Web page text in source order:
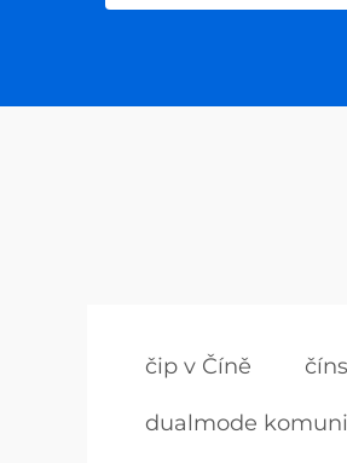
čip v Číně
dualmode